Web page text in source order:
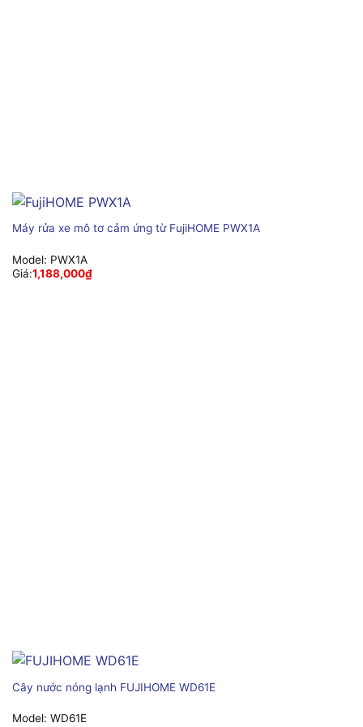
Máy rửa xe mô tơ cảm ứng từ FujiHOME PWX1A
Model: PWX1A
Giá:1,188,000₫
Cây nước nóng lạnh FUJIHOME WD61E
Model: WD61E